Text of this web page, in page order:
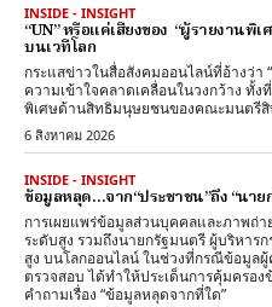
INSIDE - INSIGHT
“UN” หรือแค่เสียงของ “ผู้รายงานพิ
บนเวทีโลก
กระแสข่าวในสื่อสังคมออนไลน์ที่อ้างว่า
ความเข้าใจคลาดเคลื่อนในวงกว้าง ทั้ง
พิเศษด้านสิทธิมนุษยชนของคณะมนตรี
6 สิงหาคม 2026
INSIDE - INSIGHT
ข้อมูลหลุด…จาก“ประชาชน”ถึง “นาย
การเผยแพร่ข้อมูลส่วนบุคคลและภาพถ่
ระดับสูง รวมถึงนายกรัฐมนตรี ผู้บริหาร
สูง บนโลกออนไลน์ ในช่วงที่กรณีข้อมูลผู้
ตรวจสอบ ได้ทำให้ประเด็นการคุ้มครอ
คำถามเรื่อง “ข้อมูลหลุดจากที่ใด”